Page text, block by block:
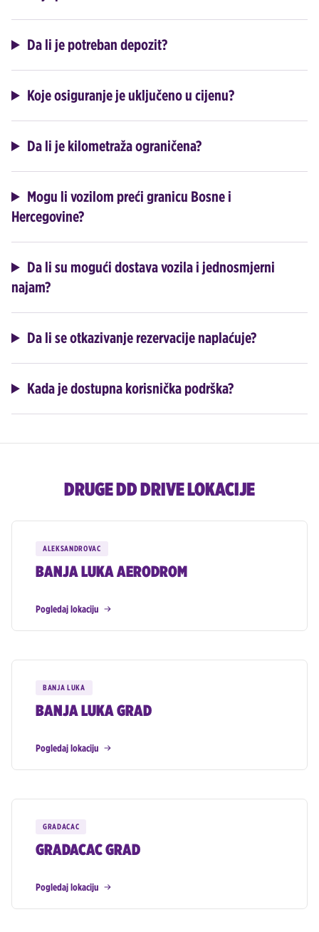
Da li je potreban depozit?
Koje osiguranje je uključeno u cijenu?
Da li je kilometraža ograničena?
Mogu li vozilom preći granicu Bosne i
Hercegovine?
Da li su mogući dostava vozila i jednosmjerni
najam?
Da li se otkazivanje rezervacije naplaćuje?
Kada je dostupna korisnička podrška?
DRUGE DD DRIVE LOKACIJE
ALEKSANDROVAC
BANJA LUKA AERODROM
Pogledaj lokaciju
BANJA LUKA
BANJA LUKA GRAD
Pogledaj lokaciju
GRADACAC
GRADACAC GRAD
Pogledaj lokaciju